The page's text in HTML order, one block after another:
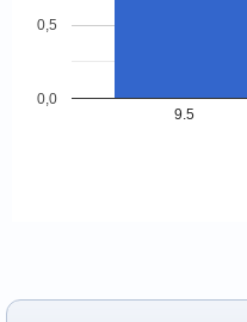
9.5
0,0
0,5